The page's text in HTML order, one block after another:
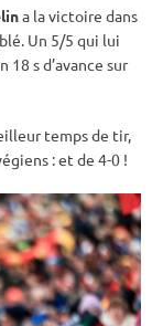
a la victoire dans
Un 5/5 qui lui
s d’avance sur
temps de tir,
: et de 4-0 !